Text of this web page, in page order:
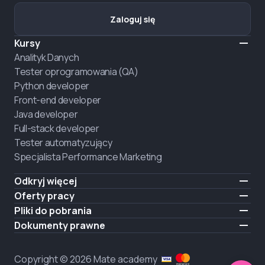
Kursy
Analityk Danych
Tester oprogramowania (QA)
Python developer
Front-end developer
Java developer
Full-stack developer
Tester automatyzujący
Specjalista Performance Marketing
Odkryj więcej
Formaty nauczania
O nas
Ogłoszenie
Oferty pracy
Zatrudnij absolwenta
Pliki do pobrania
iOS
Dokumenty prawne
Polityka prywatności
Zaloguj się
Copyright © 2026 Mate academy